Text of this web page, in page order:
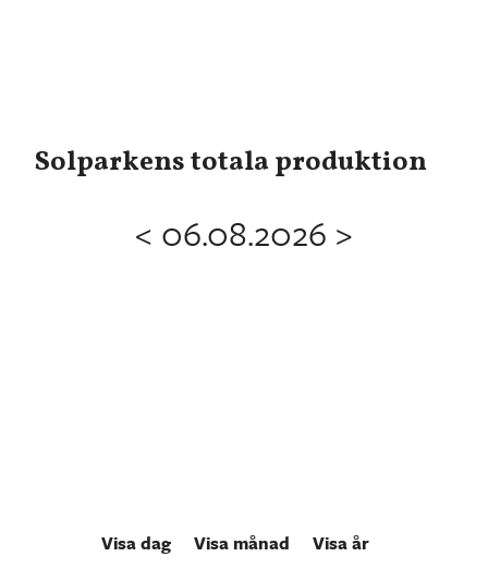
Solparkens totala produktion
< 06.08.2026 >
Visa dag Visa månad Visa år